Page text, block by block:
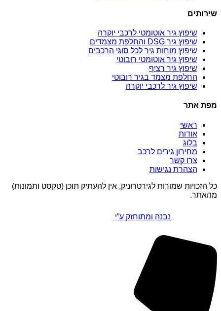
שירותים
שיפוץ גיר אוטומטי לרכבי יוקרה
שיפוץ גיר DSG והחלפת מצמדים
שיפוץ מוחות גיר לכל סוגי הרכבים
שיפוץ גיר אוטומטי רובוטי
שיפוץ גיר רציף
החלפת מצמד בגיר רובוטי
שיפוץ גיר לרכבי יוקרה
מפת אתר
ראשי
אודות
בלוג
מחירון גירים לרכב
צרו קשר
הצהרת נגישות
כל הזכויות שמורות לגירטרוניק, אין להעתיק תוכן (טקסט ותמונות)
מהאתר.
נבנה ומתוחזק ע”י